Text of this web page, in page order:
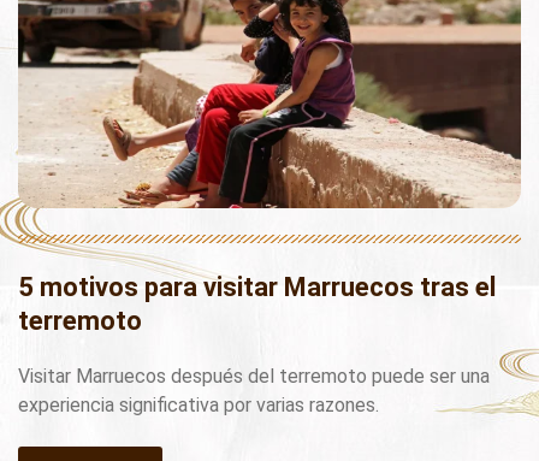
5 motivos para visitar Marruecos tras el
terremoto
Visitar Marruecos después del terremoto puede ser una
experiencia significativa por varias razones.